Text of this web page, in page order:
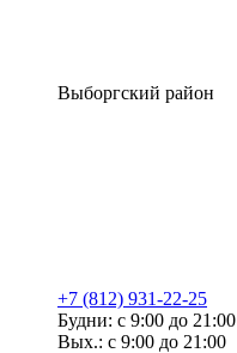
Выборгский район
+7 (812) 931-22-25
Будни: с 9:00 до 21:00
Вых.: с 9:00 до 21:00